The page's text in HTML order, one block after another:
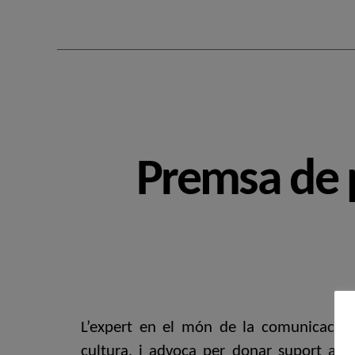
Premsa
L’expert en el món de la
cultura, i advoca per donar suport a